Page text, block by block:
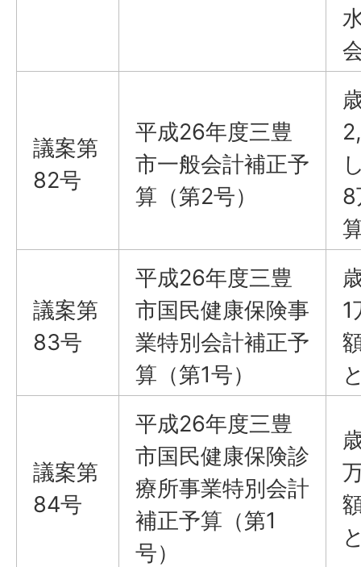
議案​​​​​​​第
82号
平成26年度三豊
市一般会計補正予
算（第2号）
8
議案​​​​​​​第
83号
平成26年度三豊
市国民健康保険事
業特別会計補正予
算（第1号）
1
議案​​​​​​​第
84号
平成26年度三豊
市国民健康保険診
療所事業特別会計
補正予算（第1
号）